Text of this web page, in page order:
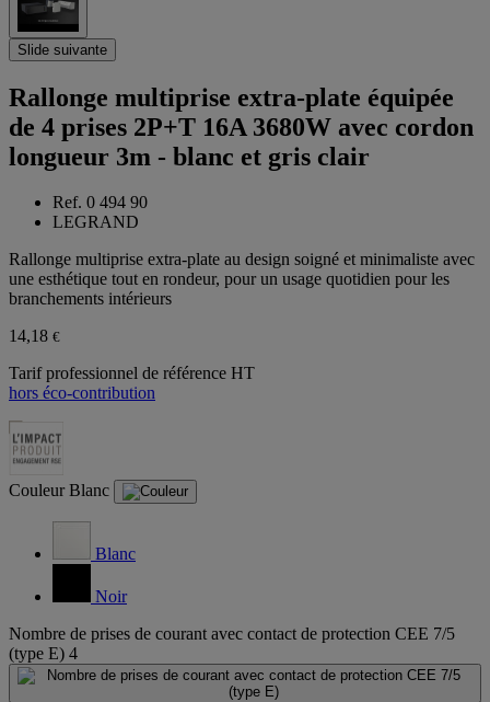
Slide suivante
Rallonge multiprise extra-plate équipée
de 4 prises 2P+T 16A 3680W avec cordon
longueur 3m - blanc et gris clair
Ref. 0 494 90
LEGRAND
Rallonge multiprise extra-plate au design soigné et minimaliste avec
une esthétique tout en rondeur, pour un usage quotidien pour les
branchements intérieurs
14,18 €
Tarif professionnel de référence HT
hors éco-contribution
Couleur Blanc
Blanc
Noir
Nombre de prises de courant avec contact de protection CEE 7/5
(type E) 4